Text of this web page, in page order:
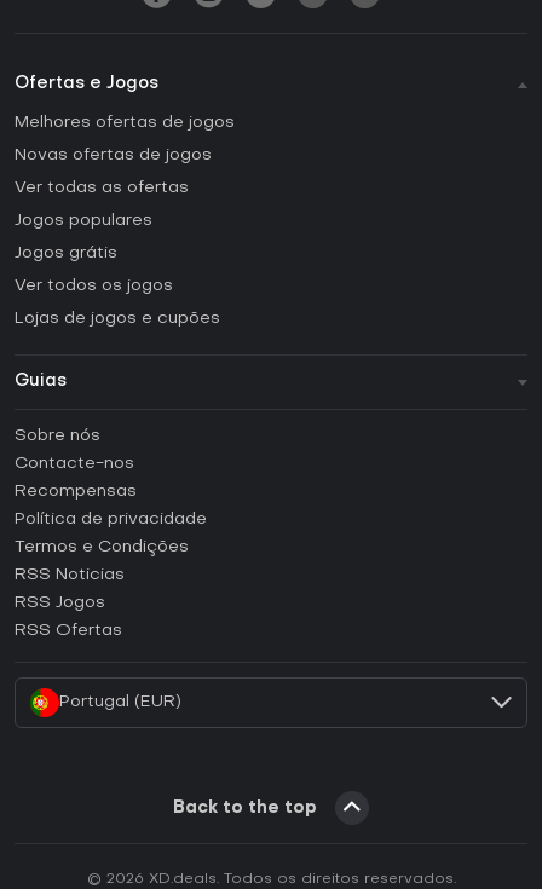
Ofertas e Jogos
Melhores ofertas de jogos
Novas ofertas de jogos
Ver todas as ofertas
Jogos populares
Jogos grátis
Ver todos os jogos
Lojas de jogos e cupões
Guias
Como ativar uma CD Key Steam?
Como ativar uma CD Key Epic Games?
Como ativar uma CD Key GOG?
Como ativar uma CD Key Ubisoft Connect?
Sobre nós
Contacte-nos
Recompensas
Política de privacidade
Termos e Condições
RSS Noticias
RSS Jogos
RSS Ofertas
Portugal (EUR)
Back to the top
© 2026 XD.deals. Todos os direitos reservados.